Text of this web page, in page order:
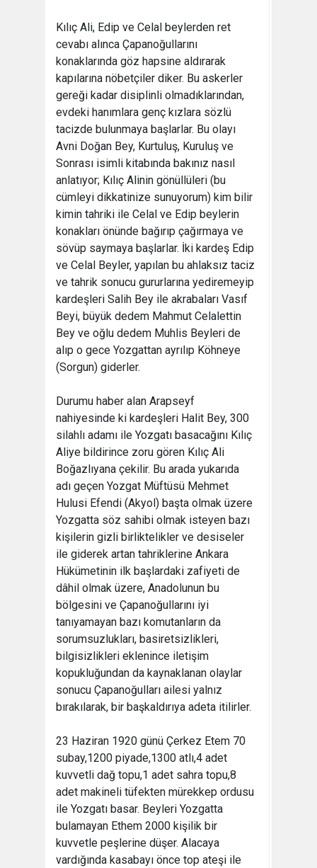
Kılıç Ali, Edip ve Celal beylerden ret
cevabı alınca Çapanoğullarını
konaklarında göz hapsine aldırarak
kapılarına nöbetçiler diker. Bu askerler
gereği kadar disiplinli olmadıklarından,
evdeki hanımlara genç kızlara sözlü
tacizde bulunmaya başlarlar. Bu olayı
Avni Doğan Bey, Kurtuluş, Kuruluş ve
Sonrası isimli kitabında bakınız nasıl
anlatıyor; Kılıç Alinin gönüllüleri (bu
cümleyi dikkatinize sunuyorum) kim bilir
kimin tahriki ile Celal ve Edip beylerin
konakları önünde bağırıp çağırmaya ve
sövüp saymaya başlarlar. İki kardeş Edip
ve Celal Beyler, yapılan bu ahlaksız taciz
ve tahrik sonucu gururlarına yediremeyip
kardeşleri Salih Bey ile akrabaları Vasıf
Beyi, büyük dedem Mahmut Celalettin
Bey ve oğlu dedem Muhlis Beyleri de
alıp o gece Yozgattan ayrılıp Köhneye
(Sorgun) giderler.
Durumu haber alan Arapseyf
nahiyesinde ki kardeşleri Halit Bey, 300
silahlı adamı ile Yozgatı basacağını Kılıç
Aliye bildirince zoru gören Kılıç Ali
Boğazlıyana çekilir. Bu arada yukarıda
adı geçen Yozgat Müftüsü Mehmet
Hulusi Efendi (Akyol) başta olmak üzere
Yozgatta söz sahibi olmak isteyen bazı
kişilerin gizli birliktelikler ve desiseler
ile giderek artan tahriklerine Ankara
Hükümetinin ilk başlardaki zafiyeti de
dâhil olmak üzere, Anadolunun bu
bölgesini ve Çapanoğullarını iyi
tanıyamayan bazı komutanların da
sorumsuzlukları, basiretsizlikleri,
bilgisizlikleri eklenince iletişim
kopukluğundan da kaynaklanan olaylar
sonucu Çapanoğulları ailesi yalnız
bırakılarak, bir başkaldırıya adeta itilirler.
23 Haziran 1920 günü Çerkez Etem 70
subay,1200 piyade,1300 atlı,4 adet
kuvvetli dağ topu,1 adet sahra topu,8
adet makineli tüfekten mürekkep ordusu
ile Yozgatı basar. Beyleri Yozgatta
bulamayan Ethem 2000 kişilik bir
kuvvetle peşlerine düşer. Alacaya
vardığında kasabayı önce top ateşi ile